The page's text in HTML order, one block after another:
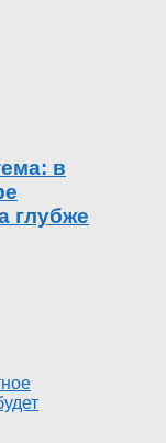
в
глубже